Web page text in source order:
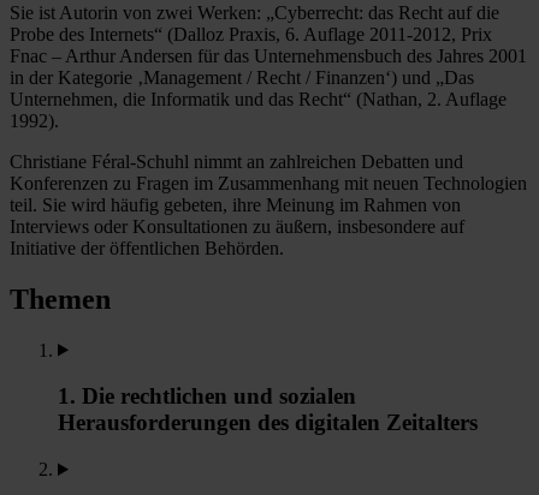
Sie ist Autorin von zwei Werken: „Cyberrecht: das Recht auf die
Probe des Internets“ (Dalloz Praxis, 6. Auflage 2011-2012, Prix
Fnac – Arthur Andersen für das Unternehmensbuch des Jahres 2001
in der Kategorie ‚Management / Recht / Finanzen‘) und „Das
Unternehmen, die Informatik und das Recht“ (Nathan, 2. Auflage
1992).
Christiane Féral-Schuhl nimmt an zahlreichen Debatten und
Konferenzen zu Fragen im Zusammenhang mit neuen Technologien
teil. Sie wird häufig gebeten, ihre Meinung im Rahmen von
Interviews oder Konsultationen zu äußern, insbesondere auf
Initiative der öffentlichen Behörden.
Themen
1. Die rechtlichen und sozialen
Herausforderungen des digitalen Zeitalters